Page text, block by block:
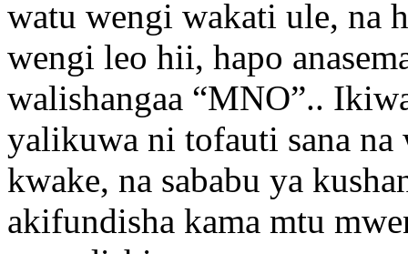
watu wengi wakati ule, na
wengi leo hii, hapo
walishangaa “MNO”..
yalikuwa ni tofauti sana
kwake, na sababu ya
akifundisha kama mtu